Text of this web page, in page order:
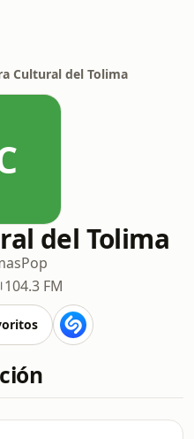
Cultural del Tolima
del Tolima
Pop
104.3 FM